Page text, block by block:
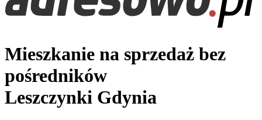
Mieszkanie na sprzedaż bez
pośredników
Leszczynki Gdynia